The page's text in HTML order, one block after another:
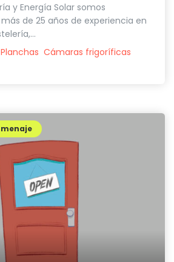
y Energía Solar somos
de 25 años de experiencia en
Planchas Cámaras frigoríficas